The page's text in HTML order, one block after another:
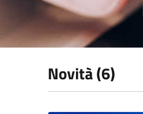
Novità (6)